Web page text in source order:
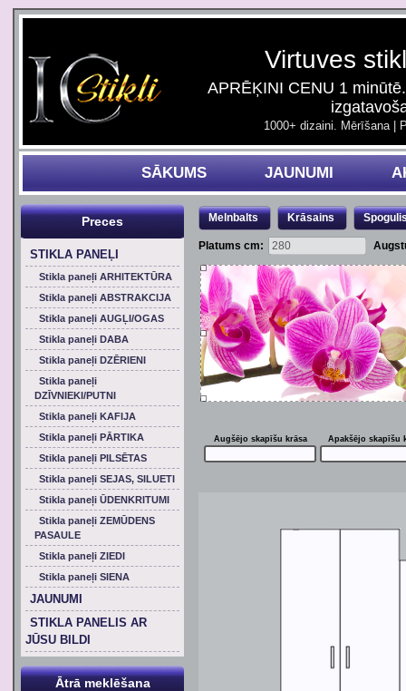
Virtuves
APRĒĶINI CENU 1
1000+ dizaini. Mērīšana |
SĀKUMS JAUNUMI
Melnbalts Krāsains
Platums cm:
Augšējo skapīšu krāsa Apakšējo skapīšu
Preces
STIKLA PANEĻI
Stikla paneļi ARHITEKTŪRA
Stikla paneļi ABSTRAKCIJA
Stikla paneļi AUGĻI/OGAS
Stikla paneļi DABA
Stikla paneļi DZĒRIENI
Stikla paneļi
DZĪVNIEKI/PUTNI
Stikla paneļi KAFIJA
Stikla paneļi PĀRTIKA
Stikla paneļi PILSĒTAS
Stikla paneļi SEJAS, SILUETI
Stikla paneļi ŪDENKRITUMI
Stikla paneļi ZEMŪDENS
PASAULE
Stikla paneļi ZIEDI
Stikla paneļi SIENA
JAUNUMI
STIKLA PANELIS AR
JŪSU BILDI
Ātrā meklēšana